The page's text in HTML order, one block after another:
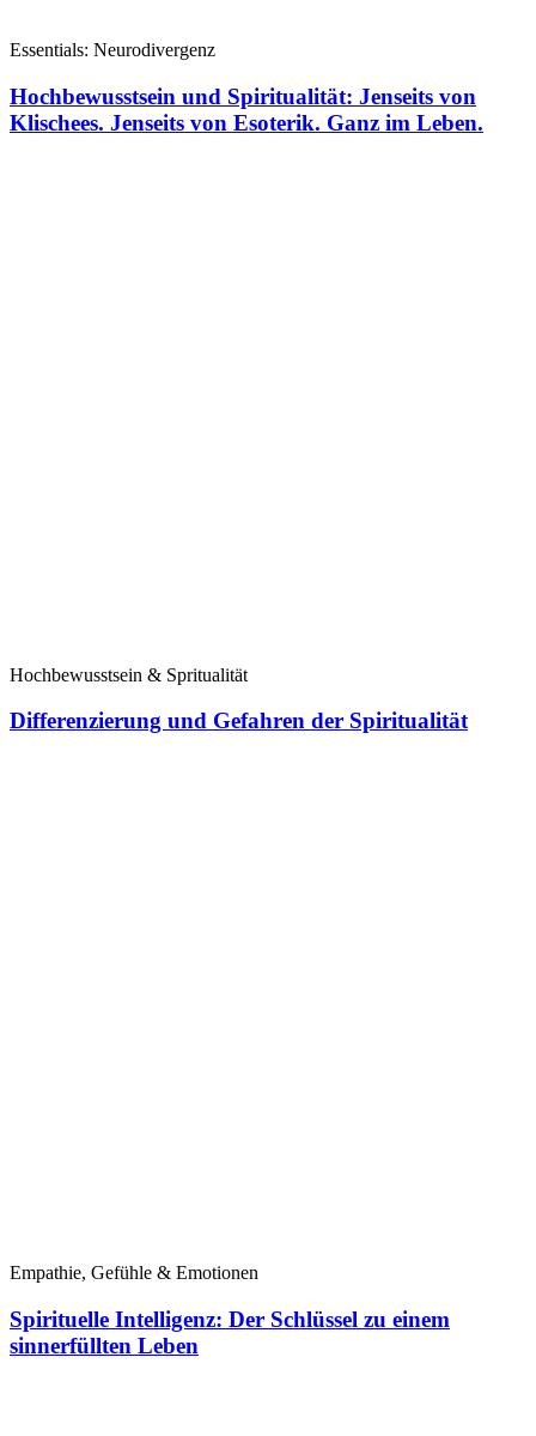
Essentials: Neurodivergenz
Hochbewusstsein und Spiritualität: Jenseits von
Klischees. Jenseits von Esoterik. Ganz im Leben.
Hochbewusstsein & Spritualität
Differenzierung und Gefahren der Spiritualität
Empathie, Gefühle & Emotionen
Spirituelle Intelligenz: Der Schlüssel zu einem
sinnerfüllten Leben